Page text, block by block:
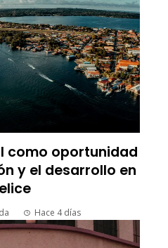
como oportunidad
y el desarrollo en
Hace 4 días